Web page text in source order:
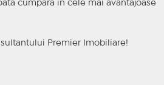
cumpara in cele mai avantajoase
Premier Imobiliare!